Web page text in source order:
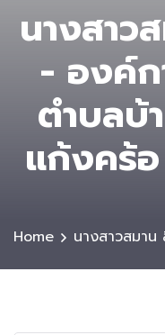
นางสาว
- องค์ก
ตําบลบ้
แก้งคร้
Home นางสาวสมาน